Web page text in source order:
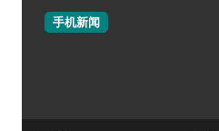
手机新闻